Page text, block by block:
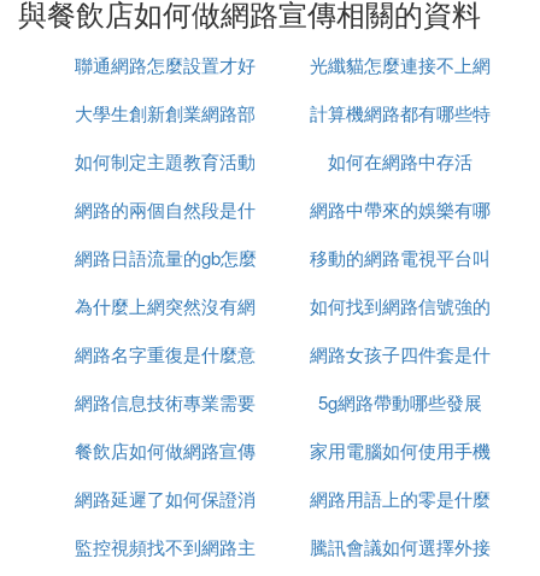
與餐飲店如何做網路宣傳相關的資料
聯通網路怎麼設置才好
光纖貓怎麼連接不上網
路
大學生創新創業網路部
學什麼
計算機網路都有哪些特
徵
如何制定主題教育活動
網路圖
如何在網路中存活
網路的兩個自然段是什
麼
網路中帶來的娛樂有哪
些
網路日語流量的gb怎麼
讀
移動的網路電視平台叫
什麼
為什麼上網突然沒有網
路了
如何找到網路信號強的
人
網路名字重復是什麼意
思
網路女孩子四件套是什
麼意思
網路信息技術專業需要
什麼電腦
5g網路帶動哪些發展
餐飲店如何做網路宣傳
家用電腦如何使用手機
網路
網路延遲了如何保證消
息有序
網路用語上的零是什麼
意思
監控視頻找不到網路主
騰訊會議如何選擇外接